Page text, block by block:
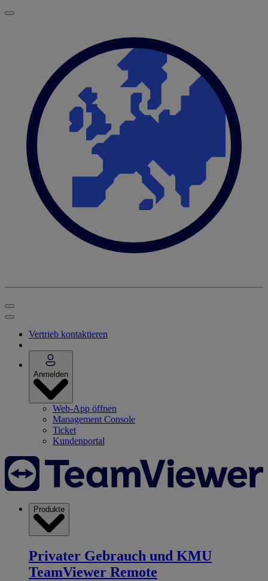
Vertrieb kontaktieren
Anmelden
Web-App öffnen
Management Console
Ticket
Kundenportal
Produkte
Privater Gebrauch und KMU
TeamViewer Remote